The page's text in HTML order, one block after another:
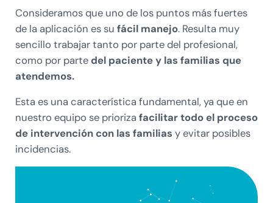
Consideramos que uno de los puntos más fuertes
de la aplicación es su fácil manejo. Resulta muy
sencillo trabajar tanto por parte del profesional,
como por parte del paciente y las familias que
atendemos.
Esta es una característica fundamental, ya que en
nuestro equipo se prioriza facilitar todo el proceso
de intervención con las familias y evitar posibles
incidencias.